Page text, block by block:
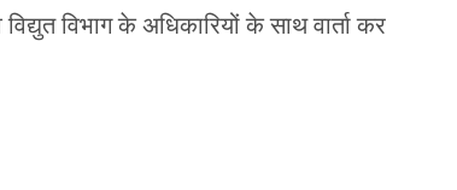
विभाग के अधिकारियों के साथ वार्ता कर